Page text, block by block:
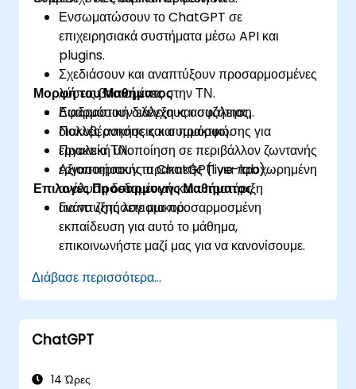
Ενσωματώσουν το ChatGPT σε
επιχειρησιακά συστήματα μέσω API και
plugins.
Σχεδιάσουν και αναπτύξουν προσαρμοσμένες
λύσεις βασισμένες στην ΤΝ.
Εφαρμόσουν ελέγχους ασφάλειας,
διακυβέρνησης και συμμόρφωσης για
εργαλεία ΤΝ.
Αξιοποιήσουν το ChatGPT για προχωρημένη
ανάλυση δεδομένων και υποστήριξη
ανάπτυξης λογισμικού.
Μορφή του Μαθήματος
Διαδραστική διάλεξη και συζήτηση.
Πολλές ασκήσεις και πρακτική.
Πρακτική υλοποίηση σε περιβάλλον ζωντανής
εργαστηριακής πρακτικής (live-lab).
Επιλογές Προσαρμογής Μαθήματος
Για να ζητήσετε μια προσαρμοσμένη
εκπαίδευση για αυτό το μάθημα,
επικοινωνήστε μαζί μας για να κανονίσουμε.
Διάβασε περισσότερα...
ChatGPT
14 Ώρες